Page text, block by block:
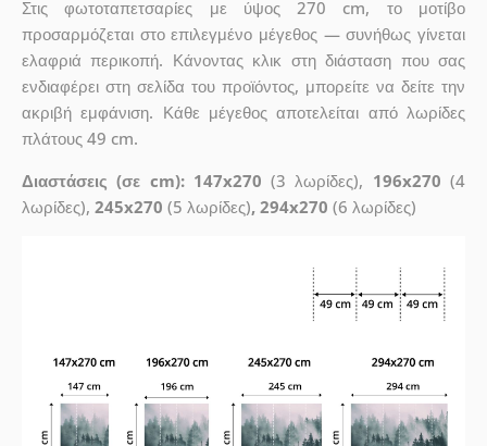
Στις φωτοταπετσαρίες με ύψος 270 cm, το μοτίβο
προσαρμόζεται στο επιλεγμένο μέγεθος — συνήθως γίνεται
ελαφριά περικοπή. Κάνοντας κλικ στη διάσταση που σας
ενδιαφέρει στη σελίδα του προϊόντος, μπορείτε να δείτε την
ακριβή εμφάνιση. Κάθε μέγεθος αποτελείται από λωρίδες
πλάτους 49 cm.
Διαστάσεις (σε cm): 147x270 (3 λωρίδες), 196x270 (4
λωρίδες), 245x270 (5 λωρίδες), 294x270 (6 λωρίδες)